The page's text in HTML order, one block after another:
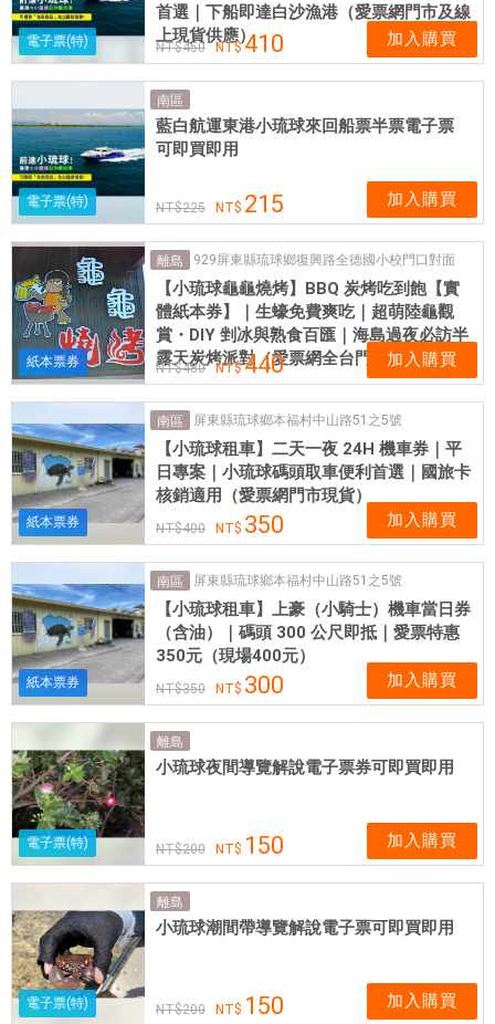
電子票(特)
首選｜下船即達白沙漁港（愛票網門市及線
上現貨供應）
450 410 加入購買
電子票(特)
南區
藍白航運東港小琉球來回船票半票電子票
可即買即用
225 215 加入購買
紙本票券
離島 929屏東縣琉球鄉復興路全德國小校門口對面
【小琉球龜龜燒烤】BBQ 炭烤吃到飽【實
體紙本券】｜生蠔免費爽吃｜超萌陸龜觀
賞・DIY 剉冰與熟食百匯｜海島過夜必訪半
露天炭烤派對（愛票網全台門市現貨供應）
480 440 加入購買
紙本票券
南區 屏東縣琉球鄉本福村中山路51之5號
【小琉球租車】二天一夜 24H 機車券｜平
日專案｜小琉球碼頭取車便利首選｜國旅卡
核銷適用（愛票網門市現貨）
400 350 加入購買
紙本票券
南區 屏東縣琉球鄉本福村中山路51之5號
【小琉球租車】上豪（小騎士）機車當日券
（含油）｜碼頭 300 公尺即抵｜愛票特惠
350元（現場400元）
350 300 加入購買
電子票(特)
離島
小琉球夜間導覽解說電子票券可即買即用
200 150 加入購買
電子票(特)
離島
小琉球潮間帶導覽解說電子票可即買即用
200 150 加入購買